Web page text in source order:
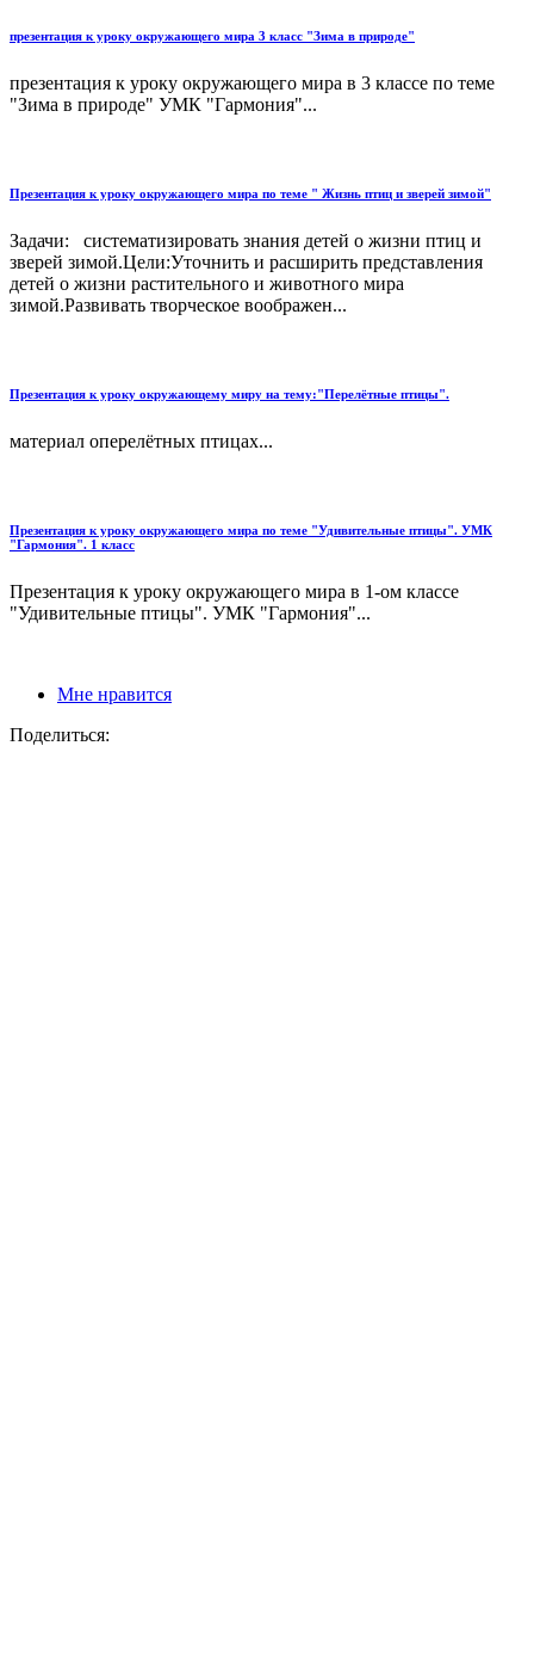
презентация к уроку окружающего мира 3 класс "Зима в природе"
презентация к уроку окружающего мира в 3 классе по теме
"Зима в природе" УМК "Гармония"...
Презентация к уроку окружающего мира по теме " Жизнь птиц и зверей зимой"
Задачи: систематизировать знания детей о жизни птиц и
зверей зимой.Цели:Уточнить и расширить представления
детей о жизни растительного и животного мира
зимой.Развивать творческое воображен...
Презентация к уроку окружающему миру на тему:"Перелётные птицы".
материал оперелётных птицах...
Презентация к уроку окружающего мира по теме "Удивительные птицы". УМК
"Гармония". 1 класс
Презентация к уроку окружающего мира в 1-ом классе
"Удивительные птицы". УМК "Гармония"...
Мне нравится
Поделиться: